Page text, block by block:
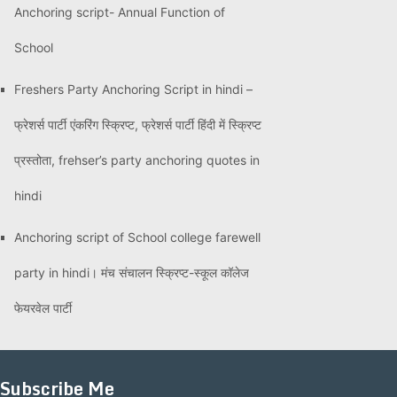
Anchoring script- Annual Function of
School
Freshers Party Anchoring Script in hindi –
फ्रेशर्स पार्टी एंकरिंग स्क्रिप्ट, फ्रेशर्स पार्टी हिंदी में स्क्रिप्ट
प्रस्तोता, frehser’s party anchoring quotes in
hindi
Anchoring script of School college farewell
party in hindi। मंच संचालन स्क्रिप्ट-स्कूल कॉलेज
फेयरवेल पार्टी
Subscribe Me